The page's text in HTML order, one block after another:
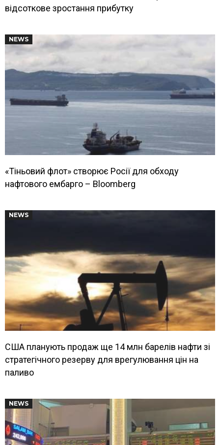
відсоткове зростання прибутку
NEWS
«Тіньовий флот» створює Росії для обходу
нафтового ембарго – Bloomberg
NEWS
США планують продаж ще 14 млн барелів нафти зі
стратегічного резерву для врегулювання цін на
паливо
NEWS